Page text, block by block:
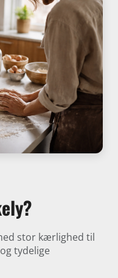
stor kærlighed til
tydelige